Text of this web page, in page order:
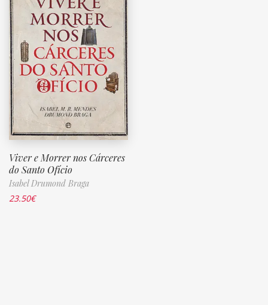
Viver e Morrer nos Cárceres
do Santo Ofício
Isabel Drumond Braga
23.50€